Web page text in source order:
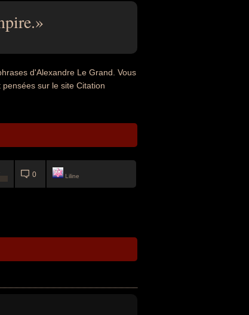
d'Alexandre Le Grand. Vous
pensées sur le site Citation
0 Liline